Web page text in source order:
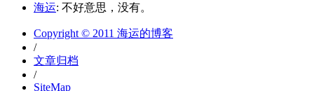
海运: 不好意思，没有。
Copyright © 2011 海运的博客
/
文章归档
/
SiteMap